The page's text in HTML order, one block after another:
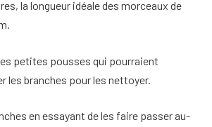
la longueur idéale des morceaux de
petites pousses qui pourraient
les branches pour les nettoyer.
en essayant de les faire passer au-